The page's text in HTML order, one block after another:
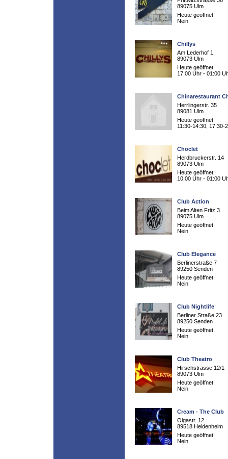
89075 Ulm
Heute geöffnet:
Nein
Chillys
Am Lederhof 1
89073 Ulm
Heute geöffnet:
17:00 Uhr - 01:00
Chinarestaurant
Herrlingerstr. 35
89081 Ulm
Heute geöffnet:
11:30-14:30, 17:30-
Choclet
Herdbruckerstr. 14
89073 Ulm
Heute geöffnet:
10:00 Uhr - 01:00
Club Action
Beim Alten Fritz 3
89075 Ulm
Heute geöffnet:
Nein
Club Elegance
Berlinerstraße 7
89250 Senden
Heute geöffnet:
Nein
Club Nightlife
Berliner Straße 23
89250 Senden
Heute geöffnet:
Nein
Club Theatro
Hirschstrasse 12/1
89073 Ulm
Heute geöffnet:
Nein
Cream - The Club
Olgastr. 12
89518 Heidenheim
Heute geöffnet:
Nein